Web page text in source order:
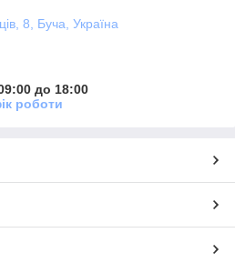
8, Буча, Україна
до 18:00
роботи